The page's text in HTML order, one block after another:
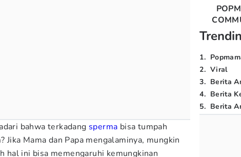
bahwa terkadang sperma bisa tumpah
Mama dan Papa mengalaminya, mungkin
hal ini bisa memengaruhi kemungkinan
1.
2. Viral
3. Berita
4. Berita
5. Berita